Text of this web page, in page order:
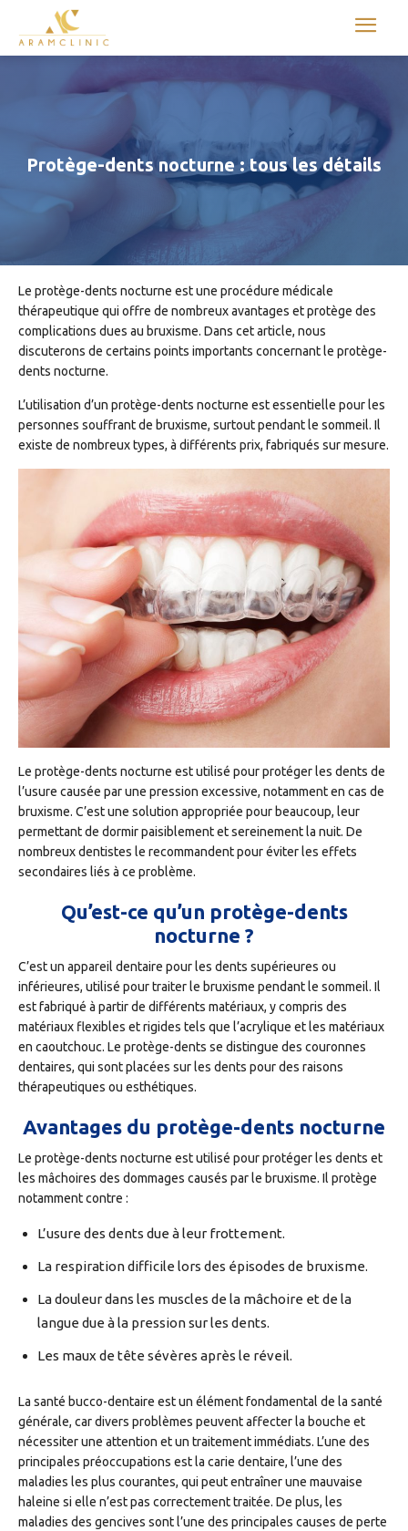
Aram international
Protège-dents nocturne : tous les détails
Le protège-dents nocturne est une procédure médicale
thérapeutique qui offre de nombreux avantages et protège des
complications dues au bruxisme. Dans cet article, nous
discuterons de certains points importants concernant le protège-
dents nocturne.
L’utilisation d’un protège-dents nocturne est essentielle pour les
personnes souffrant de bruxisme, surtout pendant le sommeil. Il
existe de nombreux types, à différents prix, fabriqués sur mesure.
Le protège-dents nocturne est utilisé pour protéger les dents de
l’usure causée par une pression excessive, notamment en cas de
bruxisme. C’est une solution appropriée pour beaucoup, leur
permettant de dormir paisiblement et sereinement la nuit. De
nombreux dentistes le recommandent pour éviter les effets
secondaires liés à ce problème.
Qu’est-ce qu’un protège-dents
nocturne ?
C’est un appareil dentaire pour les dents supérieures ou
inférieures, utilisé pour traiter le bruxisme pendant le sommeil. Il
est fabriqué à partir de différents matériaux, y compris des
matériaux flexibles et rigides tels que l’acrylique et les matériaux
en caoutchouc. Le protège-dents se distingue des couronnes
dentaires, qui sont placées sur les dents pour des raisons
thérapeutiques ou esthétiques.
Avantages du protège-dents nocturne
Le protège-dents nocturne est utilisé pour protéger les dents et
les mâchoires des dommages causés par le bruxisme. Il protège
notamment contre :
L’usure des dents due à leur frottement.
La respiration difficile lors des épisodes de bruxisme.
La douleur dans les muscles de la mâchoire et de la
langue due à la pression sur les dents.
Les maux de tête sévères après le réveil.
La santé bucco-dentaire est un élément fondamental de la santé
générale, car divers problèmes peuvent affecter la bouche et
nécessiter une attention et un traitement immédiats. L’une des
principales préoccupations est la carie dentaire, l’une des
maladies les plus courantes, qui peut entraîner une mauvaise
haleine si elle n’est pas correctement traitée. De plus, les
maladies des gencives sont l’une des principales causes de perte